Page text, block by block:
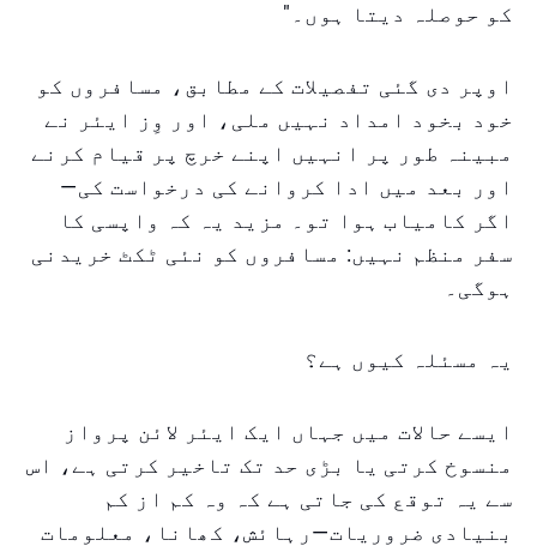
کو حوصلہ دیتا ہوں۔"
اوپر دی گئی تفصیلات کے مطابق، مسافروں کو
خود بخود امداد نہیں ملی، اور وِز ایئر نے
مبینہ طور پر انہیں اپنے خرچ پر قیام کرنے
اور بعد میں ادا کروانے کی درخواست کی—
اگر کامیاب ہوا تو۔ مزید یہ کہ واپسی کا
سفر منظم نہیں: مسافروں کو نئی ٹکٹ خریدنی
ہوگی۔
یہ مسئلہ کیوں ہے؟
ایسے حالات میں جہاں ایک ایئر لائن پرواز
منسوخ کرتی یا بڑی حد تک تاخیر کرتی ہے، اس
سے یہ توقع کی جاتی ہے کہ وہ کم از کم
بنیادی ضروریات—رہائش، کھانا، معلومات